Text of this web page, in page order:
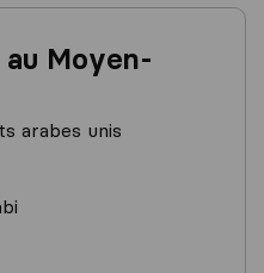
Moyen-
arabes unis